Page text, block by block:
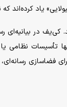
یاد
کی‌یف در بیانیه‌ای
تأسیسات نظامی
رسانه‌ای،